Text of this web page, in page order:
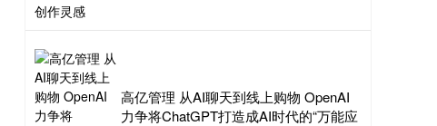
高亿管理 从AI聊天到线上购物 OpenAI
力争将ChatGPT打造成AI时代的“万能应